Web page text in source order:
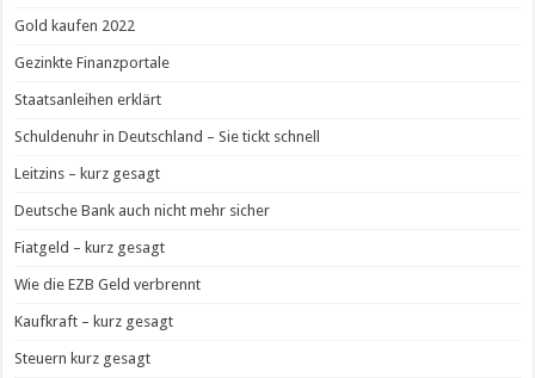
Gold kaufen 2022
Gezinkte Finanzportale
Staatsanleihen erklärt
Schuldenuhr in Deutschland – Sie tickt schnell
Leitzins – kurz gesagt
Deutsche Bank auch nicht mehr sicher
Fiatgeld – kurz gesagt
Wie die EZB Geld verbrennt
Kaufkraft – kurz gesagt
Steuern kurz gesagt